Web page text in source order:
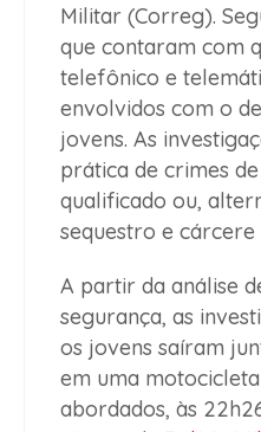
Militar (Correg).
que contaram com
telefônico e
envolvidos com o
jovens. As
prática de crimes
qualificado ou,
sequestro e
A partir da análise
segurança, as
os jovens saíram
em uma
abordados, às